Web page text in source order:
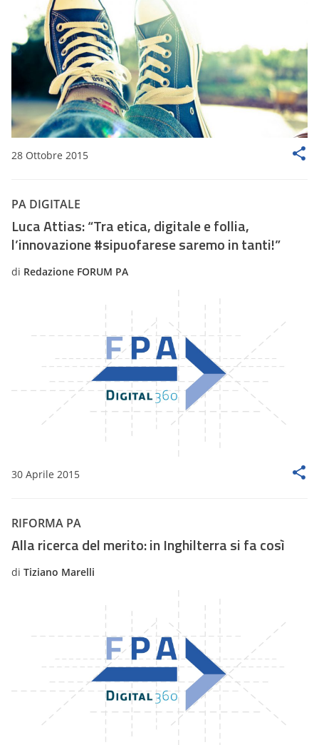
28 Ottobre 2015
PA DIGITALE
Luca Attias: “Tra etica, digitale e follia,
l’innovazione #sipuofarese saremo in tanti!”
di Redazione FORUM PA
30 Aprile 2015
RIFORMA PA
Alla ricerca del merito: in Inghilterra si fa così
di Tiziano Marelli